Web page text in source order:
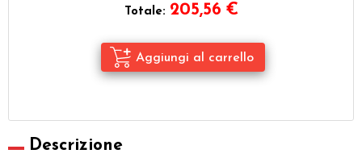
Totale: 205,56 €
Descrizione